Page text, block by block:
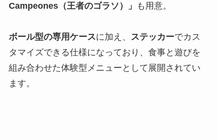
Campeones（王者のゴラソ）」
も用意。
ボール型の専用ケースに加え、 ステッカーでカス
タマイズできる仕様になっており、食事と遊びを
組み合わせた体験型メニューとして展開されてい
ます。